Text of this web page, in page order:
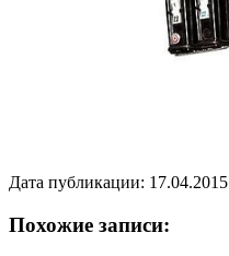
Дата публикации: 17.04.2015
Похожие записи: